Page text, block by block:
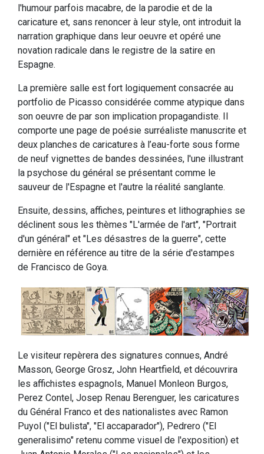
l'humour parfois macabre, de la parodie et de la
caricature et, sans renoncer à leur style, ont introduit la
narration graphique dans leur oeuvre et opéré une
novation radicale dans le registre de la satire en
Espagne.
La première salle est fort logiquement consacrée au
portfolio de Picasso considérée comme atypique dans
son oeuvre de par son implication propagandiste. Il
comporte une page de poésie surréaliste manuscrite et
deux planches de caricatures à l’eau-forte sous forme
de neuf vignettes de bandes dessinées, l'une illustrant
la psychose du général se présentant comme le
sauveur de l'Espagne et l'autre la réalité sanglante.
Ensuite, dessins, affiches, peintures et lithographies se
déclinent sous les thèmes "L'armée de l'art", "Portrait
d'un général" et "Les désastres de la guerre", cette
dernière en référence au titre de la série d'estampes
de Francisco de Goya.
Le visiteur repèrera des signatures connues, André
Masson, George Grosz, John Heartfield, et découvrira
les affichistes espagnols, Manuel Monleon Burgos,
Perez Contel, Josep Renau Berenguer, les caricatures
du Général Franco et des nationalistes avec Ramon
Puyol ("El bulista", "El accaparador"), Pedrero ("El
generalisimo" retenu comme visuel de l'exposition) et